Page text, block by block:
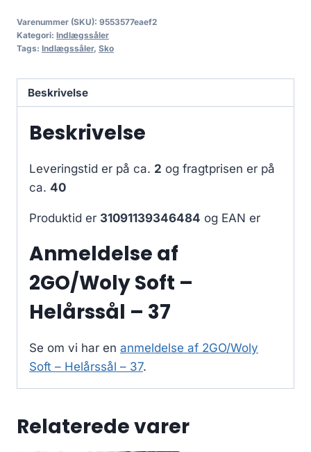
Varenummer (SKU): 9553577eaef2
Kategori: Indlægssåler
Tags: Indlægssåler, Sko
Beskrivelse
Beskrivelse
Leveringstid er på ca. 2 og fragtprisen er på
ca. 40
Produktid er 31091139346484 og EAN er
Anmeldelse af
2GO/Woly Soft –
Helårssål – 37
Se om vi har en anmeldelse af 2GO/Woly
Soft – Helårssål – 37.
Relaterede varer